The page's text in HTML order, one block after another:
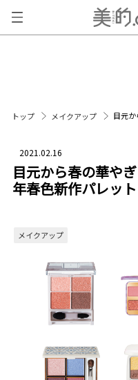
トップ メイクアップ 目元
2021.02.16
目元から春の華や
年春色新作パレッ
メイクアップ